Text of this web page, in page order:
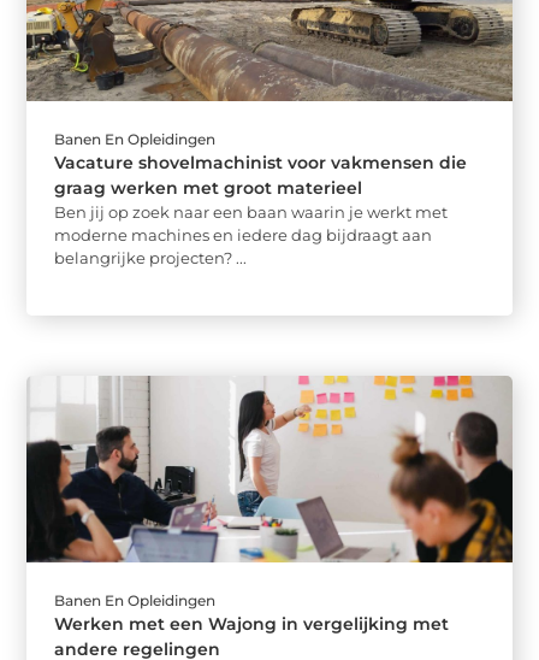
Banen En Opleidingen
Vacature shovelmachinist voor vakmensen die
graag werken met groot materieel
Ben jij op zoek naar een baan waarin je werkt met
moderne machines en iedere dag bijdraagt aan
belangrijke projecten? ...
Banen En Opleidingen
Werken met een Wajong in vergelijking met
andere regelingen